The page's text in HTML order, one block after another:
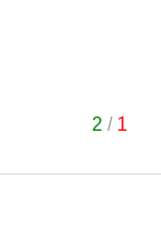
2 / 1